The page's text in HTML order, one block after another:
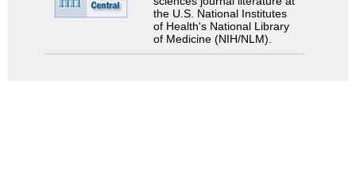
the U.S. National Institutes
of Health's National Library
of Medicine (NIH/NLM).